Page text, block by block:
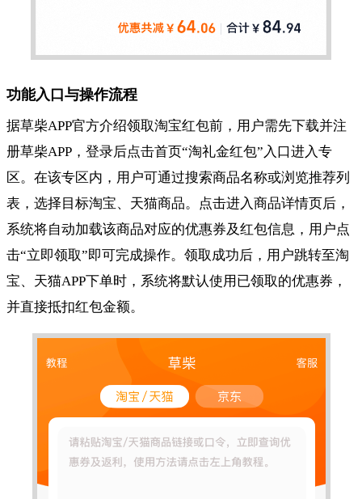
功能入口与操作流程
据草柴APP官方介绍领取淘宝红包前，用户需先下载并注
册草柴APP，登录后点击首页“淘礼金红包”入口进入专
区。在该专区内，用户可通过搜索商品名称或浏览推荐列
表，选择目标淘宝、天猫商品。点击进入商品详情页后，
系统将自动加载该商品对应的优惠券及红包信息，用户点
击“立即领取”即可完成操作。领取成功后，用户跳转至淘
宝、天猫APP下单时，系统将默认使用已领取的优惠券，
并直接抵扣红包金额。